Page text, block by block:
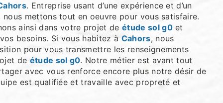
. Entreprise usant d’une expérience et d’un
mettons tout en oeuvre pour vous satisfaire.
ainsi dans votre projet deétude sol g0et
besoins. Si vous habitez à Cahors, nous
pour vous transmettre les renseignements
de étude sol g0. Notre métier est avant tout
avec vous renforce encore plus notre désir de
est qualifiée et travaille avec propreté et